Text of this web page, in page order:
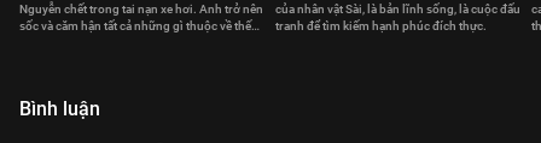
Nguyễn chết trong tai nạn xe hơi. Anh trở nên
sốc và căm hận tất cả những gì thuộc về thế
của nhân vật Sài, là bản lĩnh sống, là cuộc đấu
tranh để tìm kiếm hạnh phúc đích thực.
Bình luận